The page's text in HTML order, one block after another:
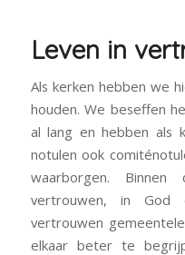
Leven in
Als kerken hebben we
houden. We beseffen
al lang en hebben als
notulen ook
waarborgen.
vertrouwen, in God
vertrouwen
elkaar beter te